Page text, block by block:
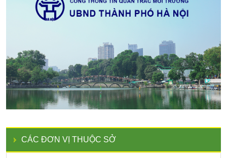
CÁC ĐƠN VỊ THUỘC SỞ